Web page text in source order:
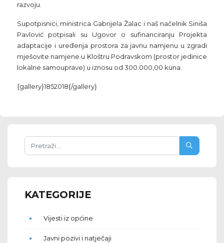
razvoju.
Supotpisnici, ministrica Gabrijela Žalac i naš načelnik Siniša
Pavlović potpisali su Ugovor o sufinanciranju Projekta
adaptacije i uređenja prostora za javnu namjenu u zgradi
mješovite namjene u Kloštru Podravskom (prostor jedinice
lokalne samouprave) u iznosu od 300.000,00 kuna.
{gallery}1852018{/gallery}
KATEGORIJE
Vijesti iz općine
Javni pozivi i natječaji